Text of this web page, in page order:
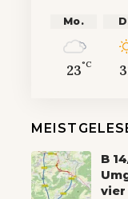
Mo.
23°C
B
vier